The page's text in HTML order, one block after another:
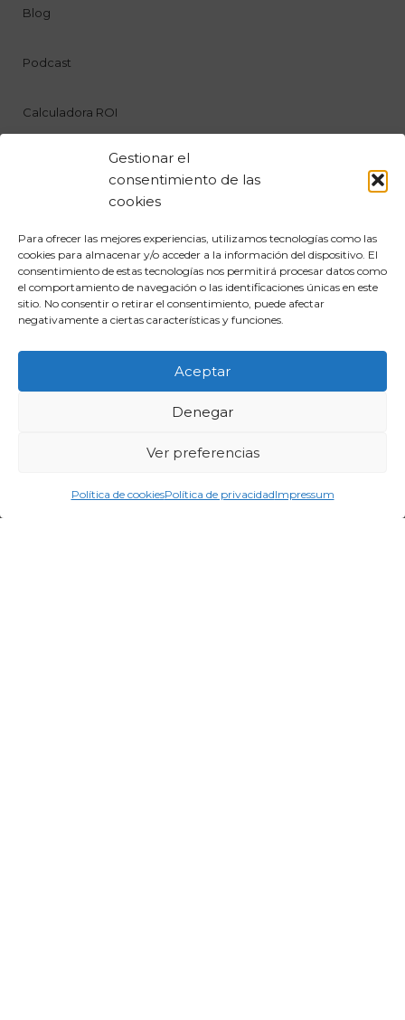
Gestionar el
consentimiento de las
cookies
Para ofrecer las mejores experiencias, utilizamos tecnologías como las
cookies para almacenar y/o acceder a la información del dispositivo. El
consentimiento de estas tecnologías nos permitirá procesar datos como
el comportamiento de navegación o las identificaciones únicas en este
sitio. No consentir o retirar el consentimiento, puede afectar
negativamente a ciertas características y funciones.
Aceptar
Denegar
Ver preferencias
Política de cookiesPolítica de privacidadImpressum
Blog
Podcast
Calculadora ROI
Solicita Demo
FAQ